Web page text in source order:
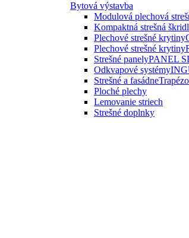
Bytová výstavba
Modulová plechová
Kompaktná strešná
Plechové strešné krytiny
Plechové strešné krytiny
Strešné panelyPANEL
Odkvapové systémy
Strešné a fasádne
Ploché plechy
Lemovanie striech
Strešné doplnky